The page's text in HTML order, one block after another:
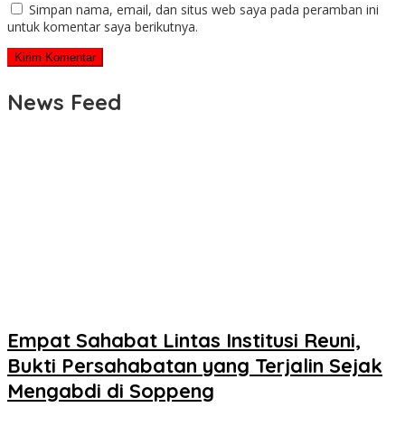
Simpan nama, email, dan situs web saya pada peramban ini
untuk komentar saya berikutnya.
News Feed
Empat Sahabat Lintas Institusi Reuni,
Bukti Persahabatan yang Terjalin Sejak
Mengabdi di Soppeng